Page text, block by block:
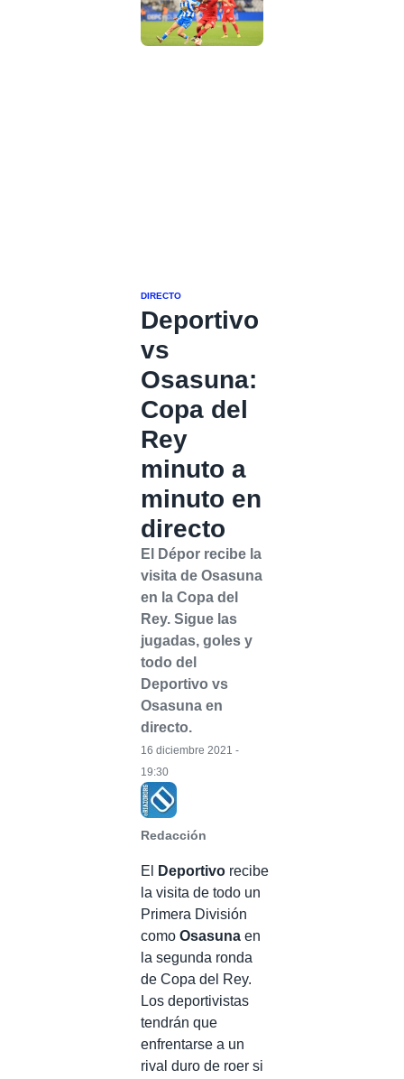
DIRECTO
Deportivo
vs
Osasuna:
Copa del
Rey
minuto a
minuto en
directo
El Dépor recibe la
visita de Osasuna
en la Copa del
Rey. Sigue las
jugadas, goles y
todo del
Deportivo vs
Osasuna en
directo.
Redacción
16 diciembre 2021 -
19:30
El Deportivo recibe
la visita de todo un
Primera División
como Osasuna en
la segunda ronda
de Copa del Rey.
Los deportivistas
tendrán que
enfrentarse a un
rival duro de roer si